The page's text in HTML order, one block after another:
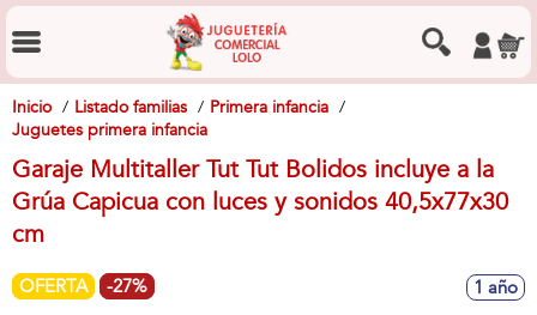
Inicio Listado familias
Primera infancia
Juguetes primera infancia
Garaje Multitaller Tut Tut Bolidos incluye a la
Grúa Capicua con luces y sonidos 40,5x77x30
cm
OFERTA -27% 1 año